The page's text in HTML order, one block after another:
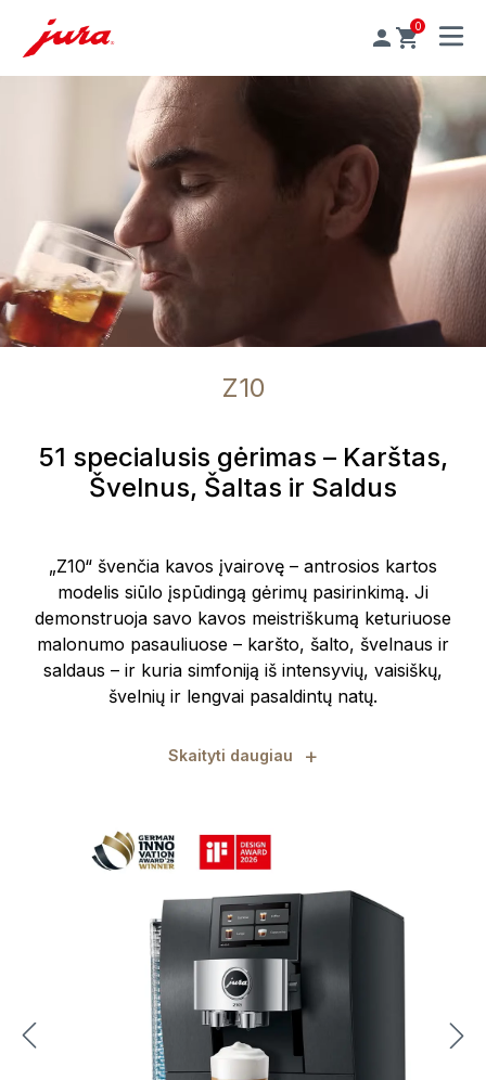
0
MENU
Z10
51 specialusis gėrimas – Karštas,
Švelnus, Šaltas ir Saldus
„Z10“ švenčia kavos įvairovę – antrosios kartos
modelis siūlo įspūdingą gėrimų pasirinkimą. Ji
demonstruoja savo kavos meistriškumą keturiuose
malonumo pasauliuose – karšto, šalto, švelnaus ir
saldaus – ir kuria simfoniją iš intensyvių, vaisiškų,
švelnių ir lengvai pasaldintų natų.
Skaityti daugiau +